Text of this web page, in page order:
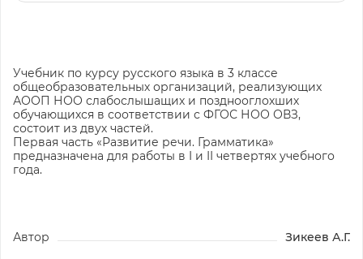
Учебник по курсу русского языка в 3 классе
общеобразовательных организаций, реализующих
АООП НОО слабослышащих и позднооглохших
обучающихся в соответствии с ФГОС НОО ОВЗ,
состоит из двух частей.
Первая часть «Развитие речи. Грамматика»
предназначена для работы в I и II четвертях учебного
года.
Автор Зикеев А.Г.